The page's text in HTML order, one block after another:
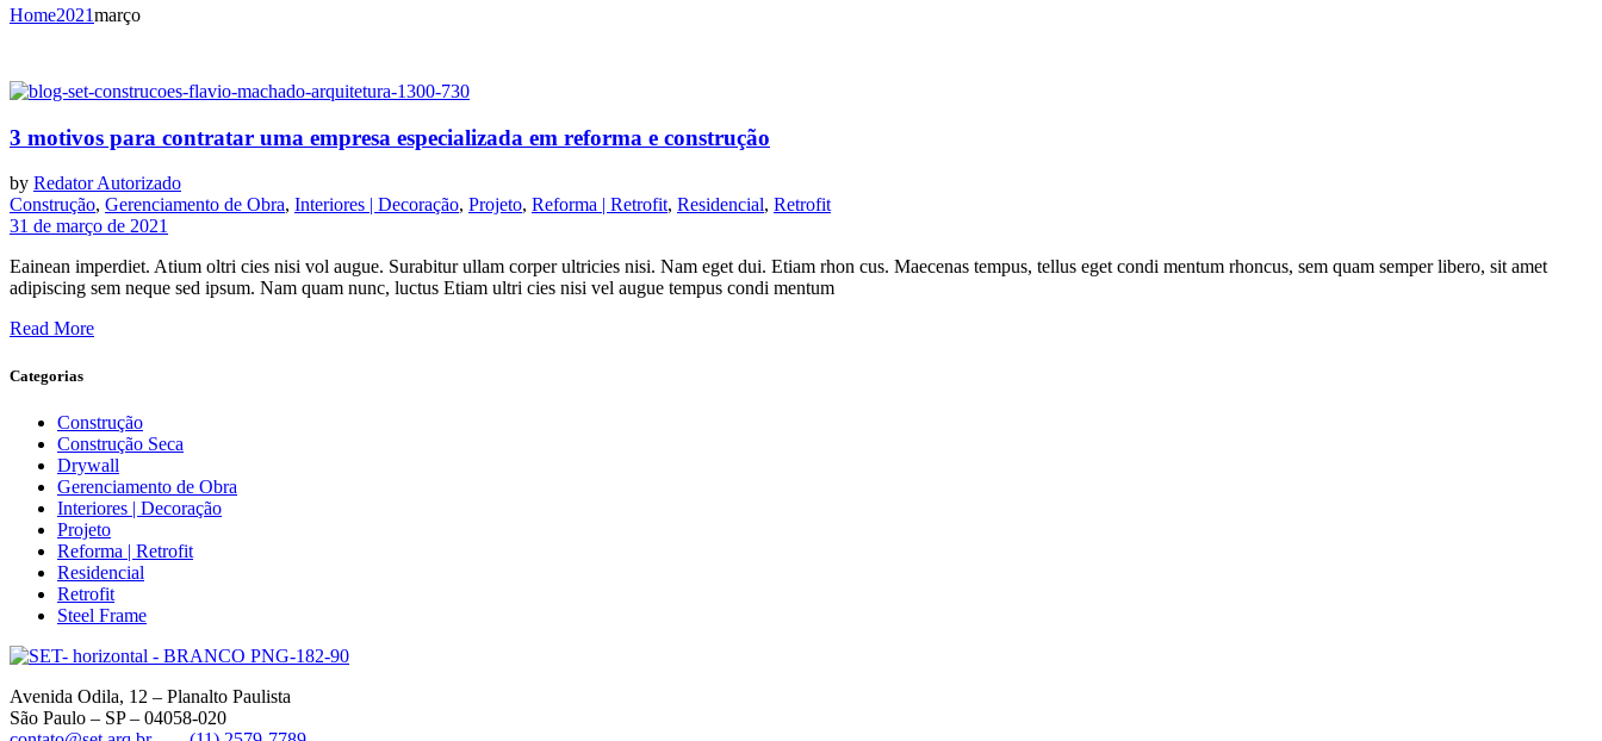
Home2021março
3 motivos para contratar uma empresa especializada em reforma e construção
by Redator Autorizado
Construção, Gerenciamento de Obra, Interiores | Decoração, Projeto, Reforma | Retrofit, Residencial, Retrofit
31 de março de 2021
Eainean imperdiet. Atium oltri cies nisi vol augue. Surabitur ullam corper ultricies nisi. Nam eget dui. Etiam rhon cus. Maecenas tempus, tellus eget condi mentum rhoncus, sem quam semper libero, sit amet
adipiscing sem neque sed ipsum. Nam quam nunc, luctus Etiam ultri cies nisi vel augue tempus condi mentum
Read More
Categorias
Construção
Construção Seca
Drywall
Gerenciamento de Obra
Interiores | Decoração
Projeto
Reforma | Retrofit
Residencial
Retrofit
Steel Frame
Avenida Odila, 12 – Planalto Paulista
São Paulo – SP – 04058-020